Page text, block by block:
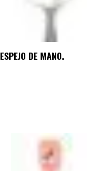
ESPEJO DE MANO.